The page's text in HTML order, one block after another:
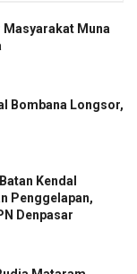
Muna
Bombana Longsor,
Kendal
Penggelapan,
Denpasar